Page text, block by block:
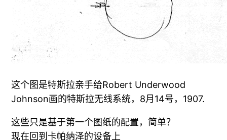
这个图是特斯拉亲手给Robert Underwood
Johnson画的特斯拉无线系统，8月14号，1907.
这些只是基于第一个图纸的配置，简单？
现在回到卡帕纳泽的设备上